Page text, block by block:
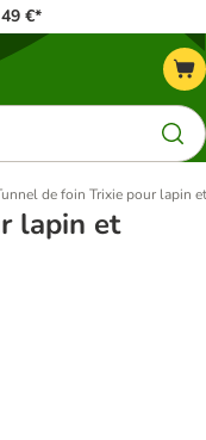
€*
de foin Trixie pour lapin
lapin et